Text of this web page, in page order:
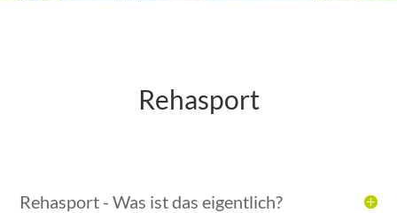
Rehasport
Rehasport - Was ist das eigentlich?